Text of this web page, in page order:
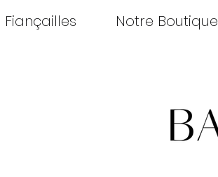
Fiançailles Notre Boutique